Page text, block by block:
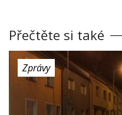
Přečtěte si také
Zprávy